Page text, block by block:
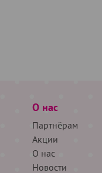
О нас
Партнёрам
Акции
О нас
Новости